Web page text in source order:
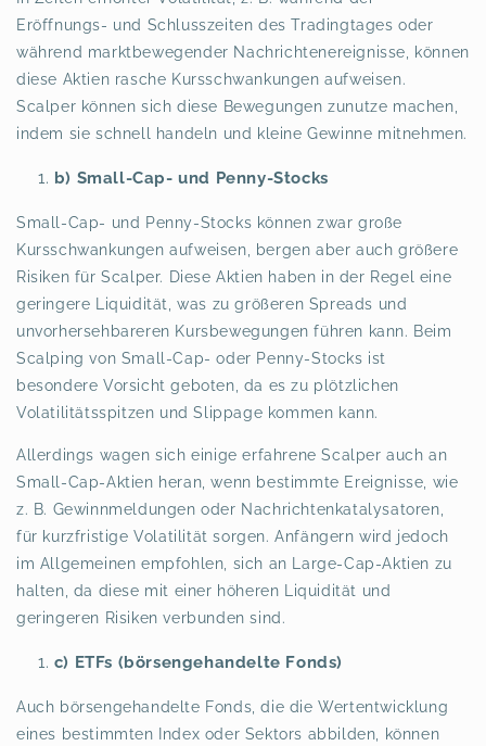
Eröffnungs- und Schlusszeiten des Tradingtages oder
während marktbewegender Nachrichtenereignisse, können
diese Aktien rasche Kursschwankungen aufweisen.
Scalper können sich diese Bewegungen zunutze machen,
indem sie schnell handeln und kleine Gewinne mitnehmen.
b) Small-Cap- und Penny-Stocks
Small-Cap- und Penny-Stocks können zwar große
Kursschwankungen aufweisen, bergen aber auch größere
Risiken für Scalper. Diese Aktien haben in der Regel eine
geringere Liquidität, was zu größeren Spreads und
unvorhersehbareren Kursbewegungen führen kann. Beim
Scalping von Small-Cap- oder Penny-Stocks ist
besondere Vorsicht geboten, da es zu plötzlichen
Volatilitätsspitzen und Slippage kommen kann.
Allerdings wagen sich einige erfahrene Scalper auch an
Small-Cap-Aktien heran, wenn bestimmte Ereignisse, wie
z. B. Gewinnmeldungen oder Nachrichtenkatalysatoren,
für kurzfristige Volatilität sorgen. Anfängern wird jedoch
im Allgemeinen empfohlen, sich an Large-Cap-Aktien zu
halten, da diese mit einer höheren Liquidität und
geringeren Risiken verbunden sind.
c) ETFs (börsengehandelte Fonds)
Auch börsengehandelte Fonds, die die Wertentwicklung
eines bestimmten Index oder Sektors abbilden, können